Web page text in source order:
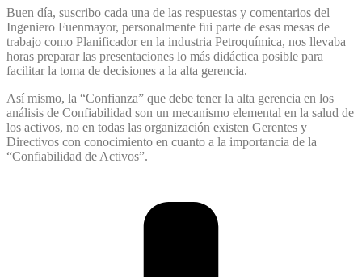
Buen día, suscribo cada una de las respuestas y comentarios del
Ingeniero Fuenmayor, personalmente fui parte de esas mesas de
trabajo como Planificador en la industria Petroquímica, nos llevaba
horas preparar las presentaciones lo más didáctica posible para
facilitar la toma de decisiones a la alta gerencia.
Así mismo, la “Confianza” que debe tener la alta gerencia en los
análisis de Confiabilidad son un mecanismo elemental en la salud de
los activos, no en todas las organización existen Gerentes y
Directivos con conocimiento en cuanto a la importancia de la
“Confiabilidad de Activos”.